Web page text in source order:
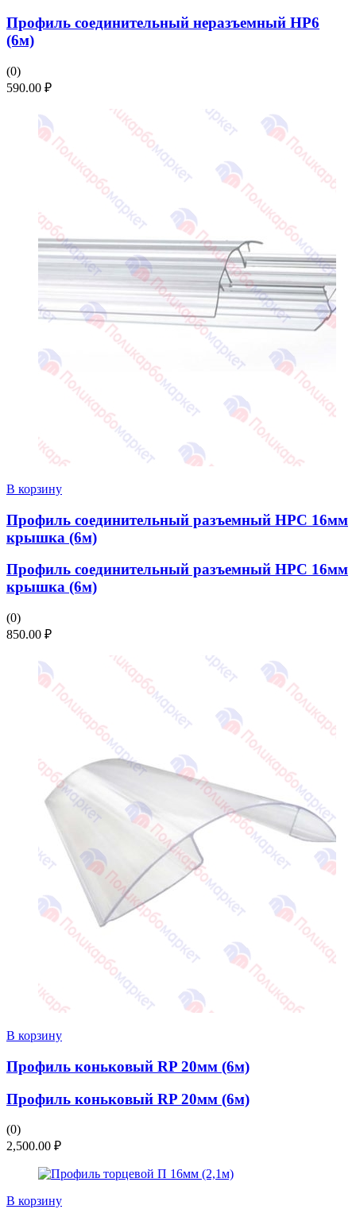
Профиль соединительный неразъемный НР6
(6м)
(0)
590.00 ₽
В корзину
Профиль соединительный разъемный НРС 16мм
крышка (6м)
Профиль соединительный разъемный НРС 16мм
крышка (6м)
(0)
850.00 ₽
В корзину
Профиль коньковый RP 20мм (6м)
Профиль коньковый RP 20мм (6м)
(0)
2,500.00 ₽
В корзину